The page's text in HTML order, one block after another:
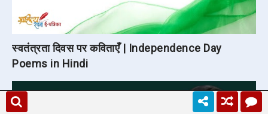
स्वतंत्रता दिवस पर कविताएँ | Independence Day
Poems in Hindi